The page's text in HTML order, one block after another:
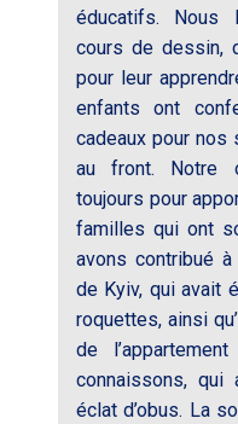
éducatifs. Nous
cours de dessin,
pour leur
enfants ont
cadeaux pour
au front. Notre
toujours pour
familles qui ont
avons contribué
de Kyiv, qui avait
roquettes, ainsi
de
connaissons, qui
éclat d’obus. La